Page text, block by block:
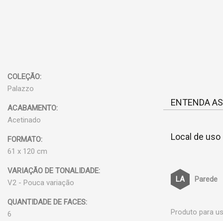
COLEÇÃO:
Palazzo
ACABAMENTO:
Acetinado
FORMATO:
61 x 120 cm
VARIAÇÃO DE TONALIDADE:
V2 - Pouca variação
QUANTIDADE DE FACES:
6
ENTENDA
Local de uso
Parede
Produto para